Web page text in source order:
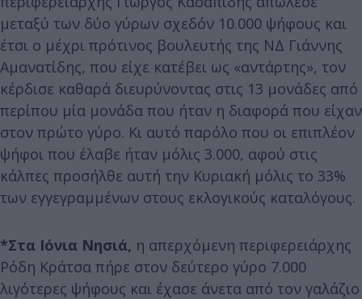
μεταξύ των δύο γύρων σχεδόν 10.000 ψήφους και
έτσι ο μέχρι πρότινος βουλευτής της ΝΔ Γιάννης
Αμανατίδης, που είχε κατέβει ως «αντάρτης», τον
κέρδισε καθαρά διευρύνοντας στις 13 μονάδες από
περίπου μία μονάδα που ήταν η διαφορά που είχαν
στον πρώτο γύρο. Κι αυτό παρόλο που οι επιπλέον
ψήφοι που έλαβε ήταν μόλις 3.000, αφού στις
κάλπες προσήλθε αυτή την Κυριακή μόλις το 33%
των εγγεγραμμένων στους εκλογικούς καταλόγους.
*Στα Ιόνια Νησιά, η απερχόμενη περιφερειάρχης
Ρόδη Κράτσα πήρε στον δεύτερο γύρο 7.000
λιγότερες ψήφους και έχασε άνετα από τον γαλάζιο